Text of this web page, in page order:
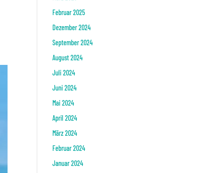
Februar 2025
Dezember 2024
September 2024
August 2024
Juli 2024
Juni 2024
Mai 2024
April 2024
März 2024
Februar 2024
Januar 2024